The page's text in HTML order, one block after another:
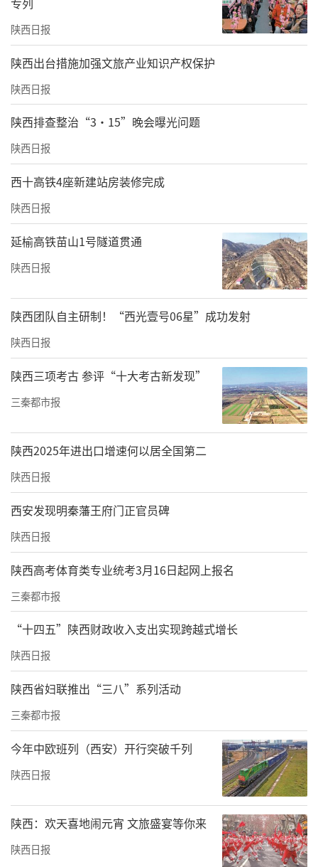
秘境、三国古迹、特色乐园一站式打卡，多次
出游性价比突出。除景区免票外，权益包配套
吃住游购多重折扣：华住会湖北385家门店、亚
朵78家连锁酒店同步提供住宿门市价8.8折优
惠，亚朵酒店入住还赠送双人早餐；武商集团
旗下商场购物、顺丰速运寄递推出专属折扣，
乘船夜游长江、三峡大瀑布戏水消暑、打卡武
汉光谷空轨等特色体验也一并纳入，全方位降
低游客出行成本。
在全省统一权益包的基础上，武汉、襄阳、十
堰、荆州等多地文旅主体还联合推出西十高铁
开通专属优惠政策，实现“一市一特色、一景
一福利”。
陕西方面也为湖北游客送上专属福利：湖北游
客仅需198元购买“关中平原城市群旅游年
卡”，即可免费游览西安、商洛等地100余家景
区；商洛市对西十高铁首发列车游客推出7日内
10余家景区免票政策，实现秦楚两地文旅双向
奔赴。
西十高铁的开通，不仅是一条交通大动脉的贯
通，更是秦楚文化交流、文旅产业协同发展的
新起点。湖北省文旅厅相关负责人表示，将以
高铁开通为契机，持续深化与西北省份的文旅
合作，不断优化产品供给、提升服务品质，让
更多西北游客乘着高铁走进湖北，感受荆楚文
化的独特魅力，推动跨省文旅市场持续升温、
提质扩容。
陕西日报
​陕西出台措施加强文旅产业知识产权保护
陕西日报
陕西排查整治“3·15”晚会曝光问题
陕西日报
西十高铁4座新建站房装修完成
陕西日报
延榆高铁苗山1号隧道贯通
陕西日报
陕西团队自主研制！“西光壹号06星”成功发射
陕西日报
陕西三项考古 参评“十大考古新发现”
三秦都市报
陕西2025年进出口增速何以居全国第二
陕西日报
西安发现明秦藩王府门正官员碑
陕西日报
陕西高考体育类专业统考3月16日起网上报名
三秦都市报
“十四五”陕西财政收入支出实现跨越式增长
陕西日报
陕西省妇联推出“三八”系列活动
三秦都市报
今年中欧班列（西安）开行突破千列
陕西日报
陕西：欢天喜地闹元宵 文旅盛宴等你来
陕西日报